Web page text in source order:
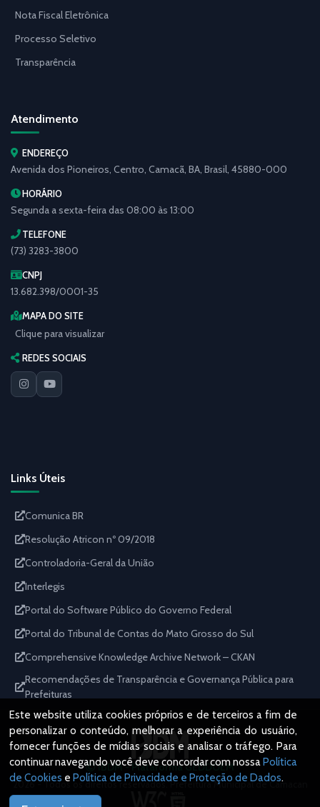
Nota Fiscal Eletrônica
Processo Seletivo
Transparência
Atendimento
ENDEREÇO
Avenida dos Pioneiros, Centro, Camacã, BA, Brasil, 45880-000
HORÁRIO
Segunda a sexta-feira das 08:00 às 13:00
TELEFONE
(73) 3283-3800
CNPJ
13.682.398/0001-35
MAPA DO SITE
Clique para visualizar
REDES SOCIAIS
Links Úteis
Comunica BR
Resolução Atricon nº 09/2018
Controladoria-Geral da União
Interlegis
Portal do Software Público do Governo Federal
Portal do Tribunal de Contas do Mato Grosso do Sul
Comprehensive Knowledge Archive Network – CKAN
Recomendações de Transparência e Governança Pública para
Prefeituras
IBDM - Plataforma GEDDOEM
2026 - Todos os direitos reservados. Prefeitura Municipal de Camacan
Este website utiliza cookies próprios e de terceiros a fim de
personalizar o conteúdo, melhorar a experiência do usuário,
fornecer funções de mídias sociais e analisar o tráfego. Para
continuar navegando você deve concordar com nossaPolítica
de Cookies e Política de Privacidade e Proteção de Dados.